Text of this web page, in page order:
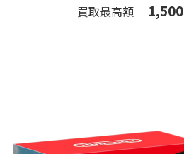
買取最高額 1,500